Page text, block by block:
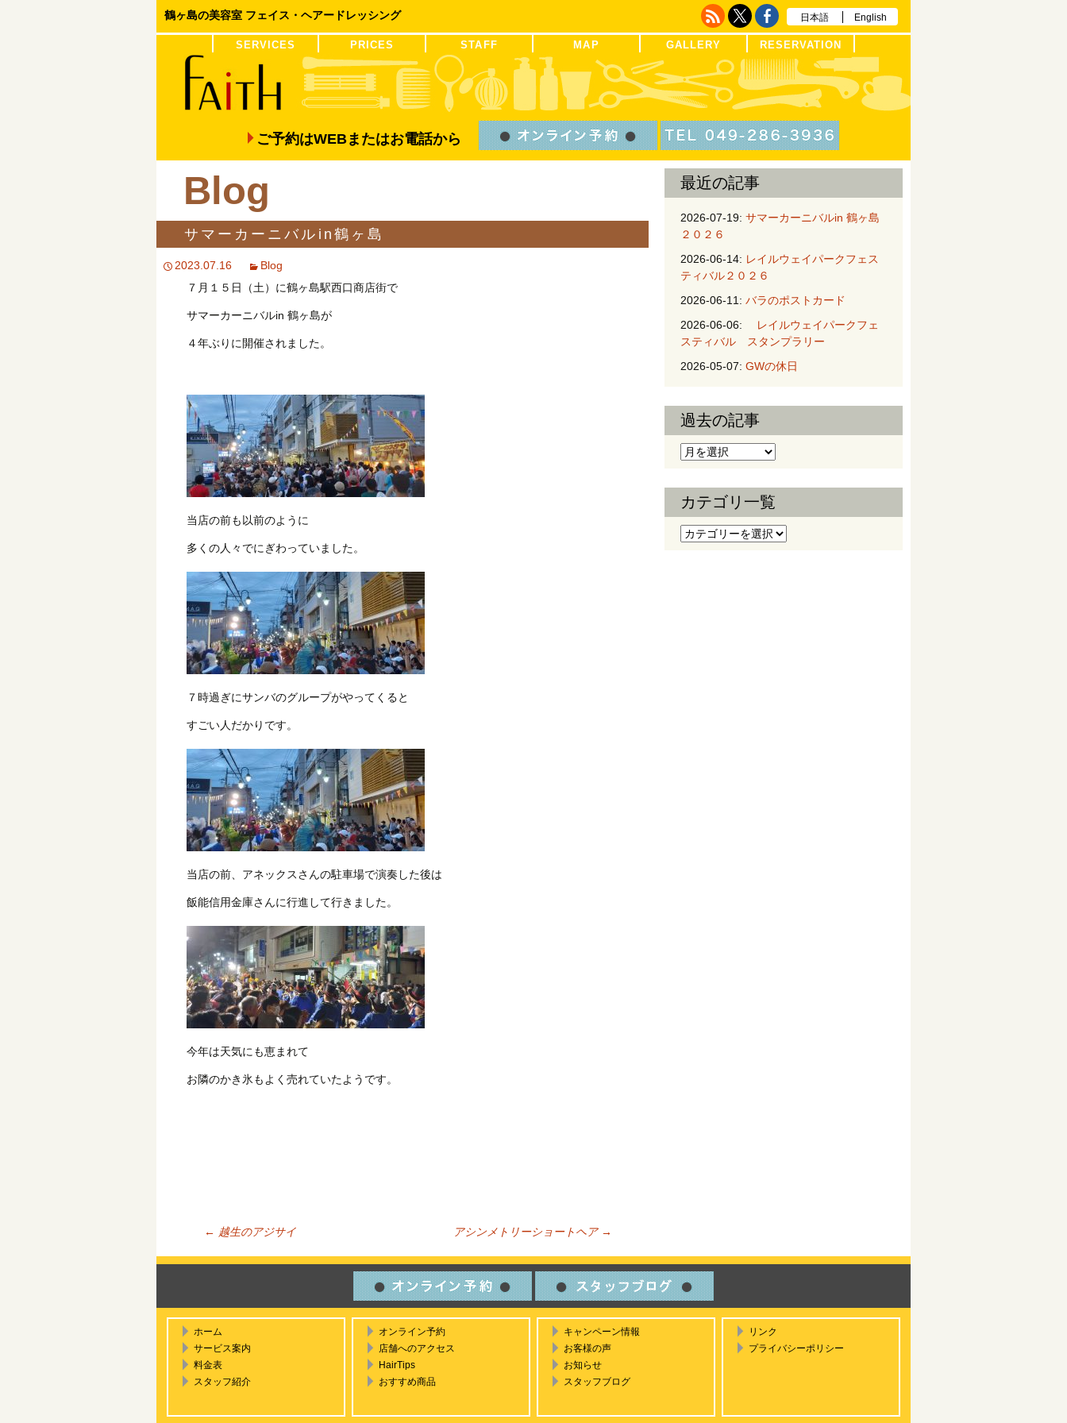
鶴ヶ島の美容室 フェイス・ヘアードレッシング 日本語 English
コンテンツへ移動SERVICES
COLOR
PERM
PRICES STAFF MAP GALLERY RESERVATION
ご予約はWEBまたはお電話から
Blog
サマーカーニバルin鶴ヶ島
2023.07.16
Blog
７月１５日（土）に鶴ヶ島駅西口商店街で
サマーカーニバルin 鶴ヶ島が
４年ぶりに開催されました。
当店の前も以前のように
多くの人々でにぎわっていました。
７時過ぎにサンバのグループがやってくると
すごい人だかりです。
当店の前、アネックスさんの駐車場で演奏した後は
飯能信用金庫さんに行進して行きました。
今年は天気にも恵まれて
お隣のかき氷もよく売れていたようです。
投稿ナビゲーション
← 越生のアジサイ アシンメトリーショートヘア →
最近の記事
2026-07-19: サマーカーニバルin 鶴ヶ島
２０２６
2026-06-14: レイルウェイパークフェス
ティバル２０２６
2026-06-11: バラのポストカード
2026-06-06:
レイルウェイパークフェ
スティバル スタンプラリー
2026-05-07: GWの休日
過去の記事
過去の記事
カテゴリ一覧
カテゴリ一覧
ホーム
サービス案内
料金表
スタッフ紹介
オンライン予約
店舗へのアクセス
HairTips
おすすめ商品
キャンペーン情報
お客様の声
お知らせ
スタッフブログ
リンク
プライバシーポリシー